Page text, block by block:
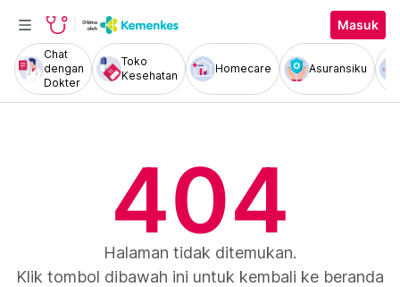
Masuk
Chat
dengan
Dokter
Toko
Kesehatan
Homecare Asuransiku
404
Halaman tidak ditemukan.
Klik tombol dibawah ini untuk kembali ke beranda